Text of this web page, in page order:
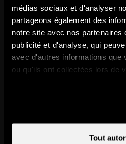
médias sociaux et d'analyser
partageons également des
notre site avec nos partenaires
publicité et d'analyse, qui
avec d'autres informations que
ou qu'ils ont collectées lors de
Tout